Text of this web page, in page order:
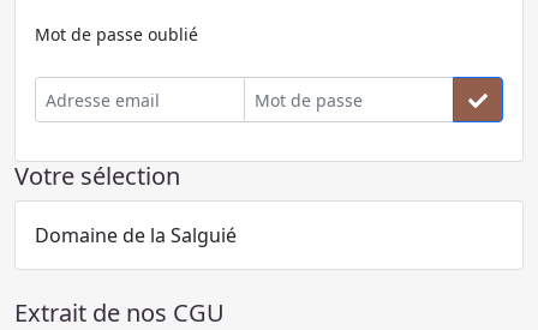
Mot de passe oublié
Votre sélection
Domaine de la Salguié
Extrait de nos CGU